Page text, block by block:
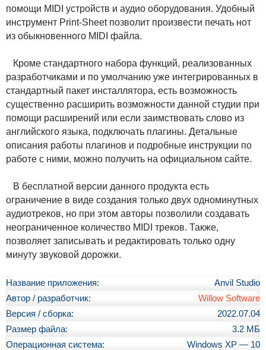
помощи MIDI устройств и аудио оборудования. Удобный
инструмент Print-Sheet позволит произвести печать нот
из обыкновенного MIDI файла.
Кроме стандартного набора функций, реализованных
разработчиками и по умолчанию уже интегрированных в
стандартный пакет инсталлятора, есть возможность
существенно расширить возможности данной студии при
помощи расширений или если заимствовать слово из
английского языка, подключать плагины. Детальные
описания работы плагинов и подробные инструкции по
работе с ними, можно получить на официальном сайте.
В бесплатной версии данного продукта есть
ограничение в виде создания только двух одноминутных
аудиотреков, но при этом авторы позволили создавать
неограниченное количество MIDI треков. Также,
позволяет записывать и редактировать только одну
минуту звуковой дорожки.
Название приложения:
Anvil Studio
Автор / разработчик:
Willow Software
Версия / сборка:
2022.07.04
Размер файла:
3.2 МБ
Операционная система:
Windows XP — 10